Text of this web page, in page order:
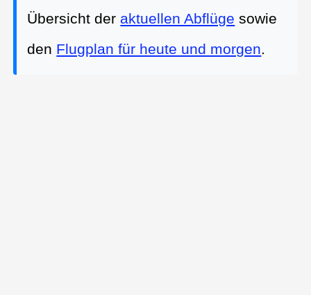
Übersicht der aktuellen Abflüge sowie
den Flugplan für heute und morgen.